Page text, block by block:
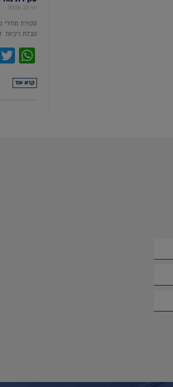
יוני 23, 2026
סקירת
טבלת ריביות
קרא עוד